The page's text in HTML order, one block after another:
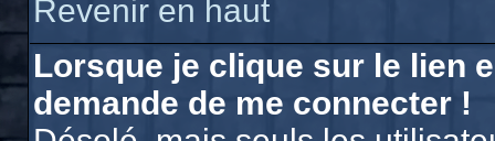
Revenir en haut
Lorsque je clique sur le lien
demande de me connecter !